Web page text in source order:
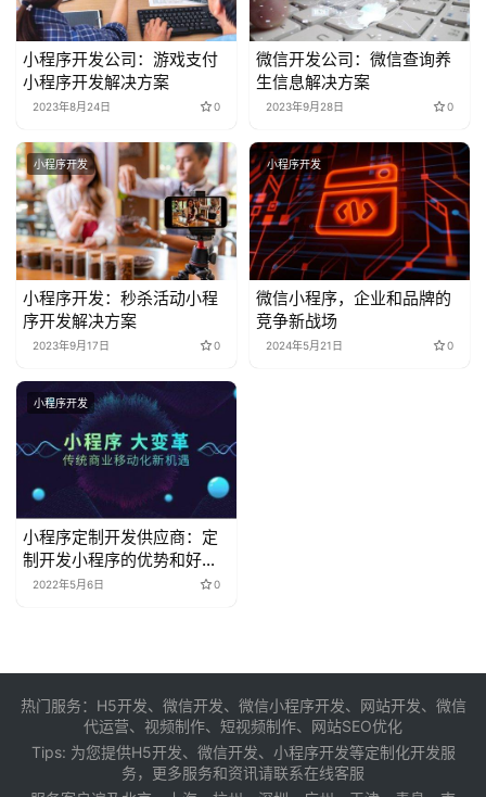
小程序开发公司：游戏支付
小程序开发解决方案
2023年8月24日 0
微信开发公司：微信查询养
生信息解决方案
2023年9月28日 0
小程序开发
小程序开发：秒杀活动小程
序开发解决方案
2023年9月17日 0
小程序开发
微信小程序，企业和品牌的
竞争新战场
2024年5月21日 0
小程序开发
小程序定制开发供应商：定
制开发小程序的优势和好处
是什么
2022年5月6日 0
热门服务：H5开发、微信开发、微信小程序开发、网站开发、微信
代运营、视频制作、短视频制作、网站SEO优化
Tips: 为您提供H5开发、 微信开发、 小程序开发等定制化开发服
务，更多服务和资讯请联系在线客服